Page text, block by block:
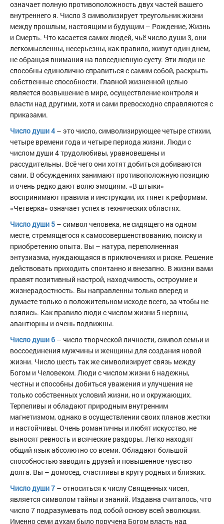
означает полную противоположность двух частей вашего
внутреннего я. Число 3 символизирует треугольник жизни
между прошлым, настоящим и будущим – Рождение, Жизнь
и Смерть. Что касается самих людей, чьё число души 3, они
легкомысленны, несерьезны, как правило, живут один днем,
не обращая внимания на повседневную суету. Эти люди не
способны единолично справиться с самим собой, раскрыть
собственные способности. Главной жизненной целью
является возвышение в мире, осуществление контроля и
власти над другими, хотя и сами превосходно справляются с
приказами.
Число души 4– это число, символизирующее четыре стихии,
четыре времени года и четыре периода жизни. Люди с
числом души 4 трудолюбивы, уравновешены и
рассудительны. Всё чего они хотят добиться добиваются
сами. В обсуждениях занимают противоположную позицию
и очень редко дают волю эмоциям. «В штыки»
воспринимают правила и инструкции, их тянет к реформам.
«Четверка» означает успех в технических областях.
Число души 5 – символ человека, не сидящего на одном
месте, стремящегося к самосовершенствованию, поиску и
приобретению опыта. Вы – натура, переполненная
энтузиазма, нуждающаяся в приключениях и риске. Решение
действовать приходить спонтанно и внезапно. В жизни вами
правят позитивный настрой, находчивость, остроумие и
жизнерадостность. Вы направленны только вперед и
думаете только о положительном исходе всего, за чтобы не
взялись. Как правило люди с числом жизни 5 нервны,
авантюрны и очень подвижны.
Число души 6 – число творческой личности, символ семьи и
воссоединения мужчины и женщины для создания новой
жизни. Число шесть так же символизирует связь между
Богом и Человеком. Люди с числом жизни 6 надежны,
честны и способны добиться уважения и улучшения не
только собственных условий жизни, но и окружающих.
Терпеливы и обладают природным внутренним
магнетизмом, однако в осуществлении своих планов жестки
и настойчивы. Очень романтичны и любят искусство, не
выносят ревность и всяческие раздоры. Легко находят
общий язык абсолютно со всеми. Обладают большой
способностью заводить друзей и повышенное чувство
долга. Вы – домосед, счастливы в кругу родных и близких.
Число души 7 – относиться к числу Священных чисел,
является символом тайны и знаний. Издавна считалось, что
число 7 подразумевать под собой основу всей эволюции.
Именно семи духам было поручена Богом власть над